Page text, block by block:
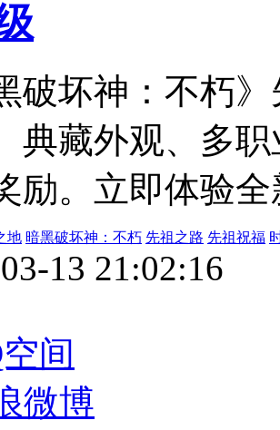
破坏神：不朽
典藏外观、多
励。立即体验
地 暗黑破坏神：不朽 先祖之路 先祖祝福
13 21:02:16
间
微博